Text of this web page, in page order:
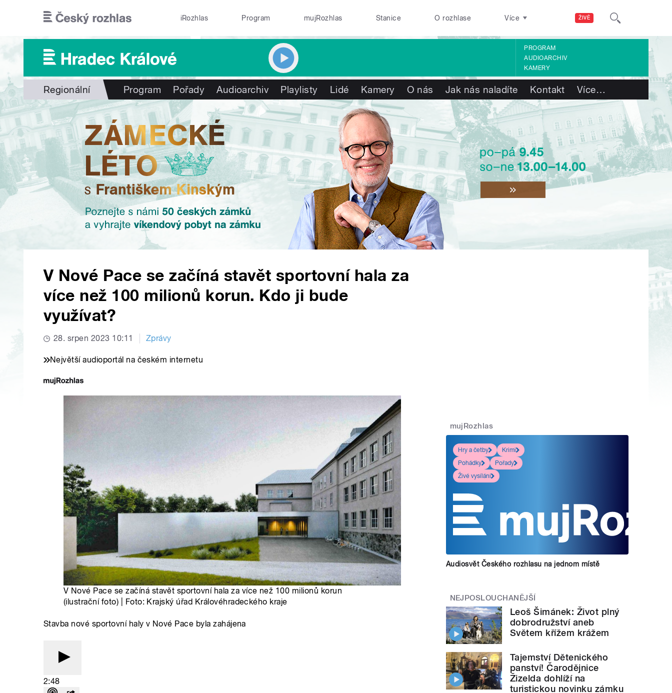
ŽIVĚ
iRozhlas Program mujRozhlas Stanice O rozhlase Více
PROGRAM
AUDIOARCHIV
KAMERY
Regionální Program Pořady Audioarchiv Playlisty Lidé Kamery O nás Jak nás naladíte Kontakt Více…
V Nové Pace se začíná stavět sportovní hala za
více než 100 milionů korun. Kdo ji bude
využívat?
28. srpen 2023 10:11 Zprávy
Největší audioportál na českém internetu
V Nové Pace se začíná stavět sportovní hala za více než 100 milionů korun
(ilustrační foto) | Foto: Krajský úřad Královéhradeckého kraje
Stavba nové sportovní haly v Nové Pace byla zahájena
2:48
mujRozhlas
Hry a četby
Krimi
Pohádky
Pořady
Živé vysílání
Audiosvět Českého rozhlasu na jednom místě
NEJPOSLOUCHANĚJŠÍ
Leoš Šimánek: Život plný
dobrodružství aneb
Světem křížem krážem
Tajemství Dětenického
panství! Čarodějnice
Žizelda dohlíží na
turistickou novinku zámku